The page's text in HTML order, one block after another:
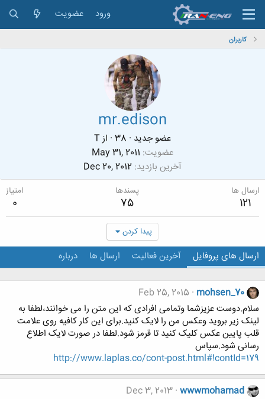
ورود عضویت
کاربران
mr.edison
عضو جدید ·
· ازT
عضویت May 31, 2011
آخرین بازدید Dec 20, 2012
ارسال ها
121
پسندها
75
امتیاز
0
پیدا کردن
ارسال های پروفایل آخرین فعالیت ارسال ها درباره
mohsen_70
Feb 25, 2015
سلام.دوست عزیزشما وتمامی افرادی که این متن را می خوانند،لطفا به
لینک زیر بروید وعکس من را لایک کنید.برای این کار کافیه روی علامت
قلب پایین عکس کلیک کنید تا قرمز شود.لطفا در صورت لایک اطلاع
رسانی شود.سپاس
http://www.laplas.co/cont-post.html#!contId=179
wwwmohamad
Dec 3, 2013